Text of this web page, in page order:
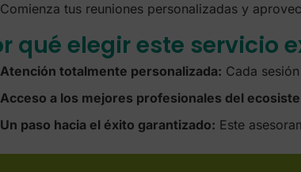
Comienza tus reuniones personalizadas y
qué elegir este servicio
Atención totalmente personalizada: Cada
Acceso a los mejores profesionales del
Un paso hacia el éxito garantizado: Este